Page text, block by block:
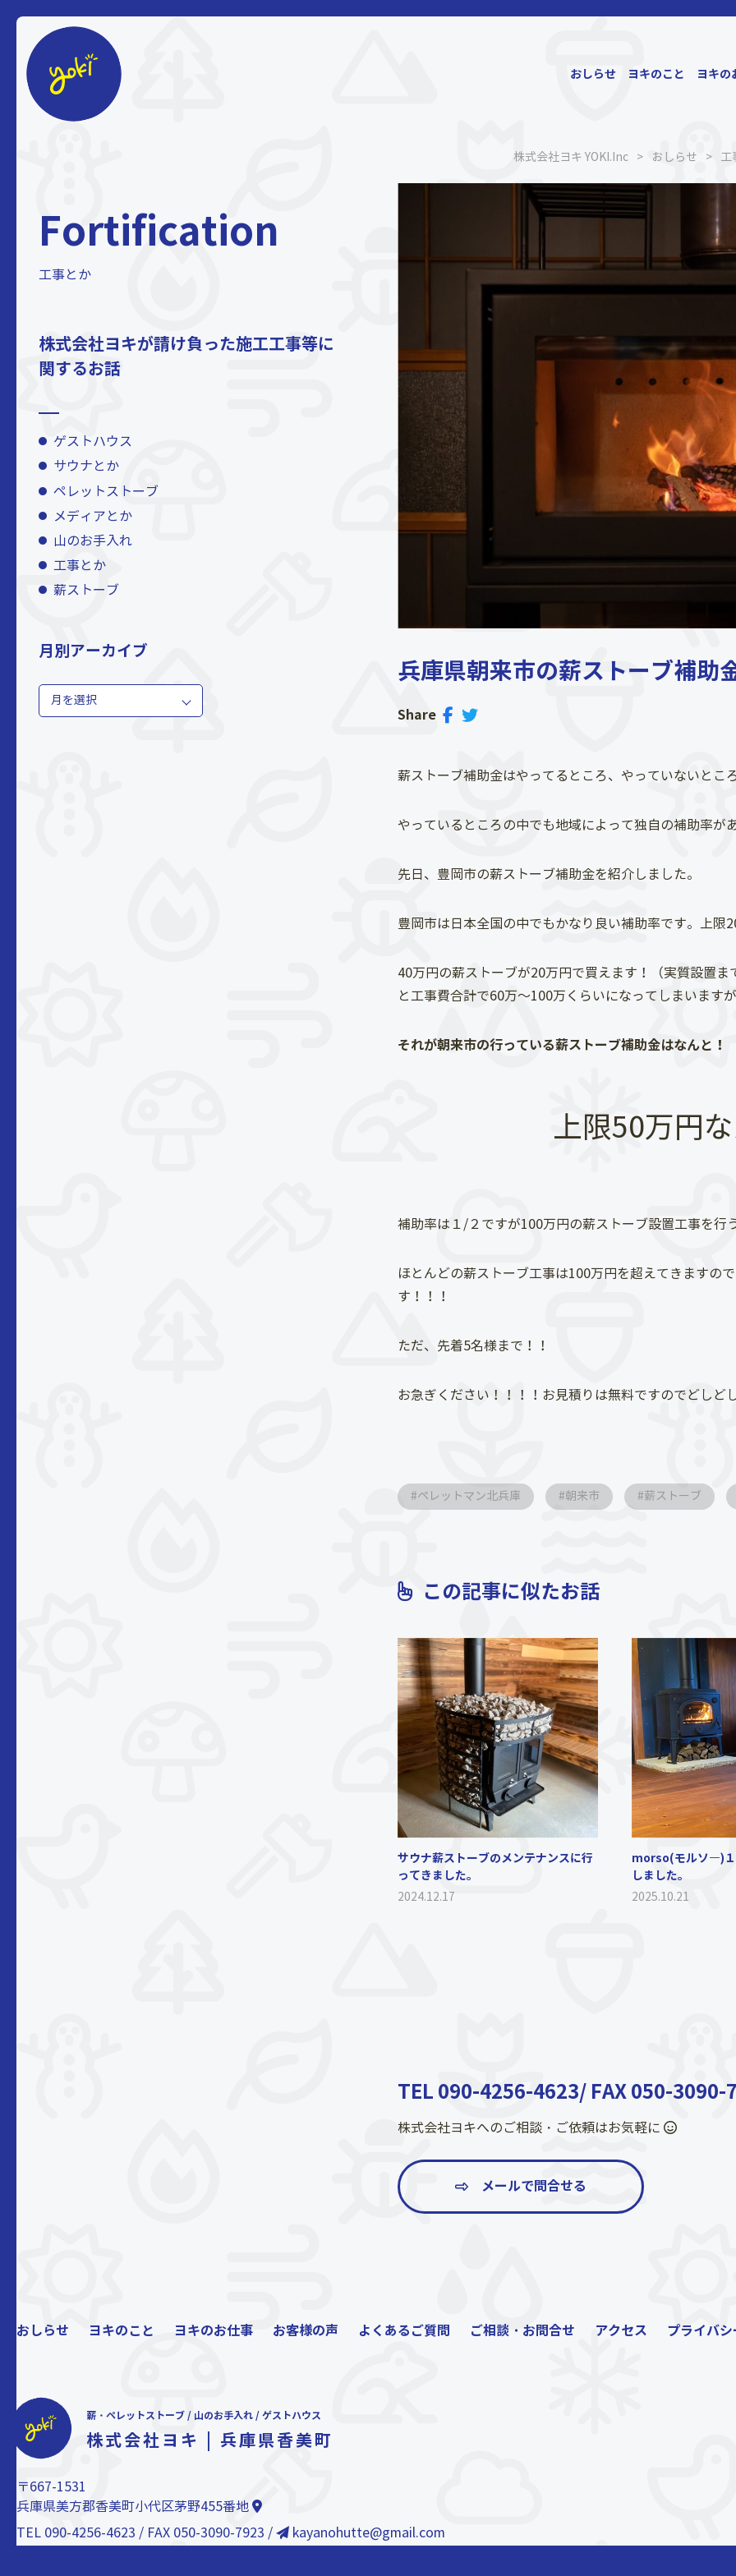
おしらせ ヨキのこと ヨキの
株式会社ヨキ YOKI.Inc > おしらせ > 工
Fortification
工事とか
株式会社ヨキが請け負った施工工事等に
関するお話
ゲストハウス
サウナとか
ペレットストーブ
メディアとか
山のお手入れ
工事とか
薪ストーブ
月別アーカイブ
兵庫県朝来市の薪ストーブ補助
Share
薪ストーブ補助金はやってるところ、やっていないとこ
やっているところの中でも地域によって独自の補助率が
先日、豊岡市の薪ストーブ補助金を紹介しました。
豊岡市は日本全国の中でもかなり良い補助率です。上限
40万円の薪ストーブが20万円で買えます！（実質設置
と工事費合計で60万～100万くらいになってしまいます
それが朝来市の行っている薪ストーブ補助金はなんと！
上限50万円
補助率は１/２ですが100万円の薪ストーブ設置工事を行
ほとんどの薪ストーブ工事は100万円を超えてきますの
す！！！
ただ、先着5名様まで！！
お急ぎください！！！！お見積りは無料ですのでどしど
ペレットマン北兵庫 朝来市 薪ストーブ
この記事に似たお話
サウナ薪ストーブのメンテナンスに行
ってきました。
2024.12.17
morso(モルソ―)１
しました。
2025.10.21
TEL 090-4256-4623/ FAX 050-3090-
株式会社ヨキへのご相談・ご依頼はお気軽に
メールで問合せる
おしらせ ヨキのこと ヨキのお仕事 お客様の声 よくあるご質問 ご相談・お問合せ アクセス プライバ
薪・ペレットストーブ / 山のお手入れ / ゲストハウス
株式会社ヨキ | 兵庫県香美町
〒667-1531
兵庫県美方郡香美町小代区茅野455番地
TEL 090-4256-4623 / FAX 050-3090-7923 /
kayanohutte@gmail.com